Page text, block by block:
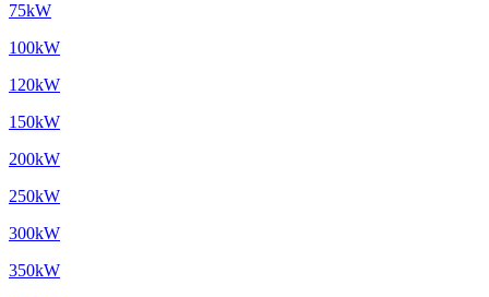
75kW
100kW
120kW
150kW
200kW
250kW
300kW
350kW